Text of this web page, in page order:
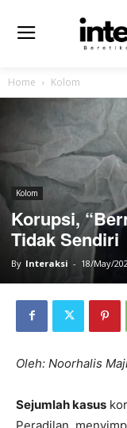
Home Kolom
Kolom
Korupsi,
Tidak Sendiri
By Interaksi - 18/May/
Oleh: Noorhalis
Sejumlah kasus
Peradilan,